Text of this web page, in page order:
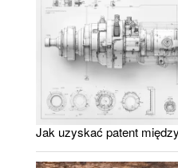
Jak uzyskać patent